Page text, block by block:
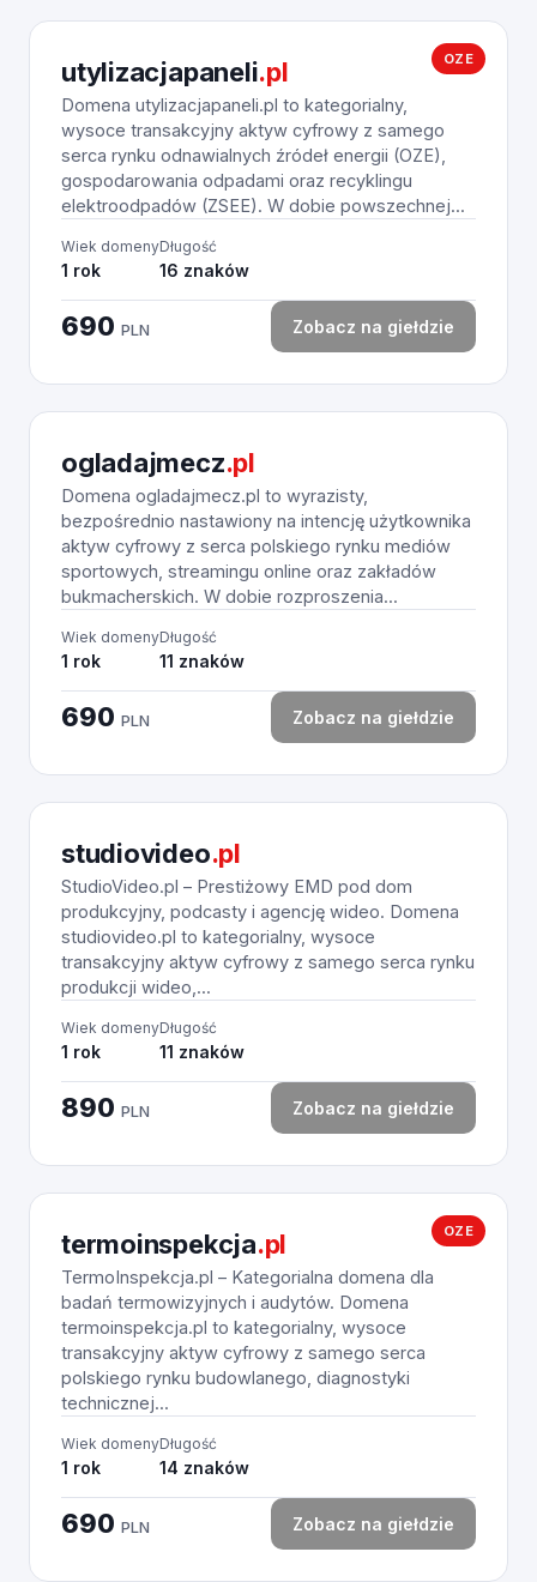
OZE
utylizacjapaneli.pl
Domena utylizacjapaneli.pl to kategorialny,
wysoce transakcyjny aktyw cyfrowy z samego
serca rynku odnawialnych źródeł energii (OZE),
gospodarowania odpadami oraz recyklingu
elektroodpadów (ZSEE). W dobie powszechnej...
Wiek domeny
1 rok
Długość
16 znaków
690 PLN Zobacz na giełdzie
ogladajmecz.pl
Domena ogladajmecz.pl to wyrazisty,
bezpośrednio nastawiony na intencję użytkownika
aktyw cyfrowy z serca polskiego rynku mediów
sportowych, streamingu online oraz zakładów
bukmacherskich. W dobie rozproszenia...
Wiek domeny
1 rok
Długość
11 znaków
690 PLN Zobacz na giełdzie
studiovideo.pl
StudioVideo.pl – Prestiżowy EMD pod dom
produkcyjny, podcasty i agencję wideo. Domena
studiovideo.pl to kategorialny, wysoce
transakcyjny aktyw cyfrowy z samego serca rynku
produkcji wideo,...
Wiek domeny
1 rok
Długość
11 znaków
890 PLN Zobacz na giełdzie
OZE
termoinspekcja.pl
TermoInspekcja.pl – Kategorialna domena dla
badań termowizyjnych i audytów. Domena
termoinspekcja.pl to kategorialny, wysoce
transakcyjny aktyw cyfrowy z samego serca
polskiego rynku budowlanego, diagnostyki
technicznej...
Wiek domeny
1 rok
Długość
14 znaków
690 PLN Zobacz na giełdzie